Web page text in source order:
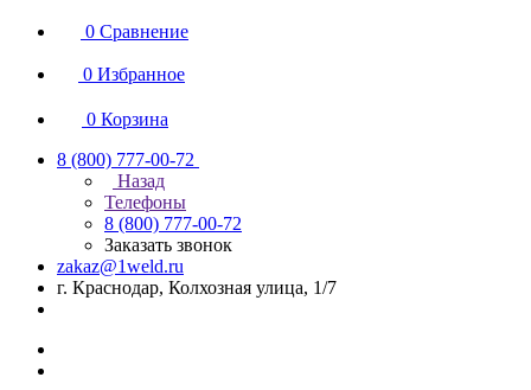
0 Сравнение
0 Избранное
0 Корзина
8 (800) 777-00-72
Назад
Телефоны
8 (800) 777-00-72
Заказать звонок
zakaz@1weld.ru
г. Краснодар, Колхозная улица, 1/7